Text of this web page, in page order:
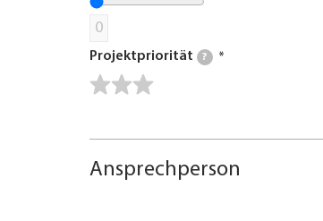
0
Projektpriorität ?
Ansprechperson